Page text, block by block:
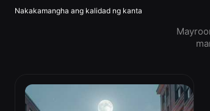
Nakakamangha ang kalidad ng kanta